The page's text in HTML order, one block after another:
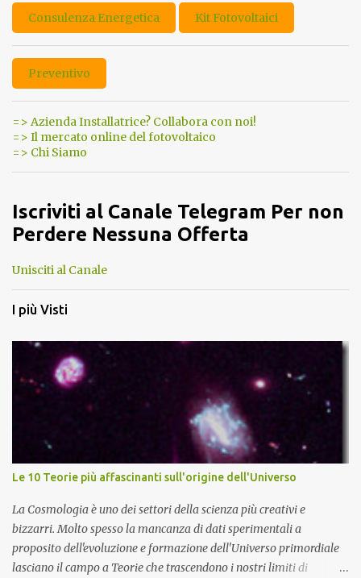
Consulenza Energetica Kit Fotovoltaici
Preventivo
=> Azienda Installatrice? Collabora con noi!
=> Il mercato online del fotovoltaico
=> Chi Siamo
Iscriviti al Canale Telegram Per non
Perdere Nessuna Offerta
Unisciti al Canale
I più Visti
Le 10 Teorie più affascinanti sull'origine dell'Universo
La Cosmologia è uno dei settori della scienza più creativi e
bizzarri. Molto spesso la mancanza di dati sperimentali a
proposito dell'evoluzione e formazione dell'Universo primordiale
lasciano il campo a Teorie che trascendono i nostri limiti di